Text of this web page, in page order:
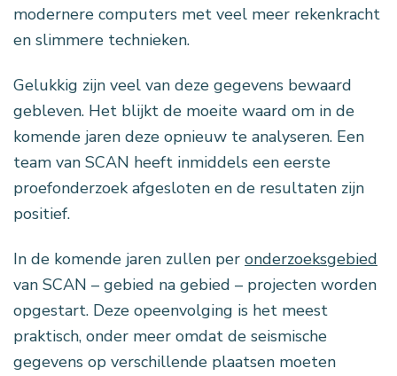
modernere computers met veel meer rekenkracht
en slimmere technieken.
Gelukkig zijn veel van deze gegevens bewaard
gebleven. Het blijkt de moeite waard om in de
komende jaren deze opnieuw te analyseren. Een
team van SCAN heeft inmiddels een eerste
proefonderzoek afgesloten en de resultaten zijn
positief.
In de komende jaren zullen per onderzoeksgebied
van SCAN – gebied na gebied – projecten worden
opgestart. Deze opeenvolging is het meest
praktisch, onder meer omdat de seismische
gegevens op verschillende plaatsen moeten